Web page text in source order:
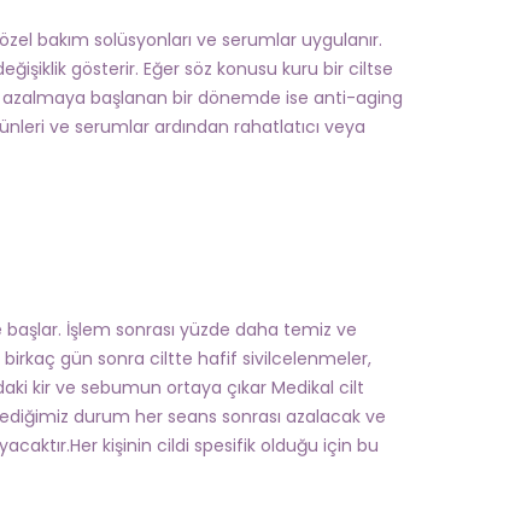
bakım solüsyonları ve serumlar uygulanır.
gösterir. Eğer söz konusu kuru bir ciltse
azalmaya başlanan bir dönemde ise anti-aging
ve serumlar ardından rahatlatıcı veya
İşlem sonrası yüzde daha temiz ve
birkaç gün sonra ciltte hafif sivilcelenmeler,
kir ve sebumun ortaya çıkar Medikal cilt
durum her seans sonrası azalacak ve
kişinin cildi spesifik olduğu için bu